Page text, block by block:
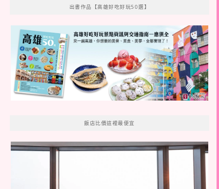
出書作品【高雄好吃好玩50選】
飯店比價這裡最便宜